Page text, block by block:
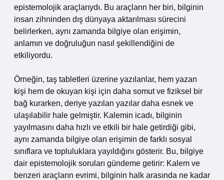
epistemolojik araçlarıydı. Bu araçların her biri, bilginin
insan zihninden dış dünyaya aktarılması sürecini
belirlerken, aynı zamanda bilgiye olan erişimin,
anlamın ve doğruluğun nasıl şekillendiğini de
etkiliyordu.
Örneğin, taş tabletleri üzerine yazılanlar, hem yazan
kişi hem de okuyan kişi için daha somut ve fiziksel bir
bağ kurarken, deriye yazılan yazılar daha esnek ve
ulaşılabilir hale gelmiştir. Kalemin icadı, bilginin
yayılmasını daha hızlı ve etkili bir hale getirdiği gibi,
aynı zamanda bilgiye olan erişimin de farklı sosyal
sınıflara ve topluluklara yayıldığını gösterir. Bu, bilgiye
dair epistemolojik soruları gündeme getirir: Kalem ve
benzeri araçların evrimi, bilginin halk arasında ne kadar